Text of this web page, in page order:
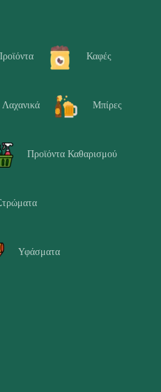
Καφές
Λαχανικά Μπίρες
Προϊόντα Καθαρισμού
Υφάσματα